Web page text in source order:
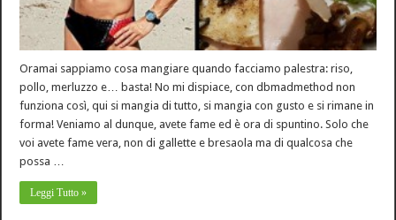
Oramai sappiamo cosa mangiare quando facciamo palestra: riso,
pollo, merluzzo e… basta! No mi dispiace, con dbmadmethod non
funziona così, qui si mangia di tutto, si mangia con gusto e si rimane in
forma! Veniamo al dunque, avete fame ed è ora di spuntino. Solo che
voi avete fame vera, non di gallette e bresaola ma di qualcosa che
possa …
Leggi Tutto »